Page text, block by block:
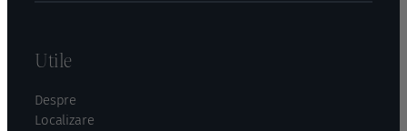
Utile
Despre
Localizare